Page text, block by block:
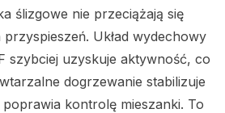
ślizgowe nie przeciążają się
Układ wydechowy
szybciej uzyskuje aktywność, co
dogrzewanie stabilizuje
kontrolę mieszanki. To